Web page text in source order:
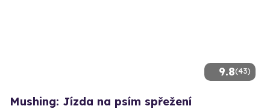
9.8(43)
Mushing: Jízda na psím spřežení